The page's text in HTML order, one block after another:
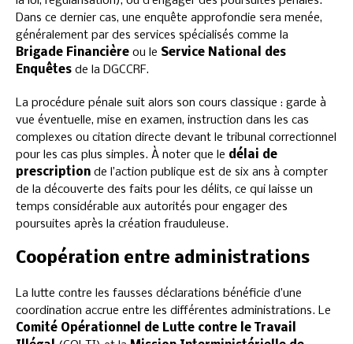
Dans ce dernier cas, une enquête approfondie sera menée,
généralement par des services spécialisés comme la
Brigade Financière ou le Service National des
Enquêtes de la DGCCRF.
La procédure pénale suit alors son cours classique : garde à
vue éventuelle, mise en examen, instruction dans les cas
complexes ou citation directe devant le tribunal correctionnel
pour les cas plus simples. À noter que le délai de
prescription de l’action publique est de six ans à compter
de la découverte des faits pour les délits, ce qui laisse un
temps considérable aux autorités pour engager des
poursuites après la création frauduleuse.
Coopération entre administrations
La lutte contre les fausses déclarations bénéficie d’une
coordination accrue entre les différentes administrations. Le
Comité Opérationnel de Lutte contre le Travail